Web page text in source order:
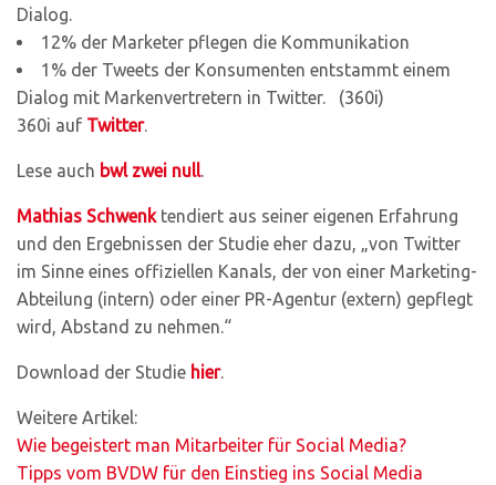
Dialog.
12% der Marketer pflegen die Kommunikation
1% der Tweets der Konsumenten entstammt einem
Dialog mit Markenvertretern in Twitter. (360i)
360i auf Twitter.
Lese auch bwl zwei null.
Mathias Schwenk tendiert aus seiner eigenen Erfahrung
und den Ergebnissen der Studie eher dazu, „von Twitter
im Sinne eines offiziellen Kanals, der von einer Marketing-
Abteilung (intern) oder einer PR-Agentur (extern) gepflegt
wird, Abstand zu nehmen.“
Download der Studie hier.
Weitere Artikel:
Wie begeistert man Mitarbeiter für Social Media?
Tipps vom BVDW für den Einstieg ins Social Media